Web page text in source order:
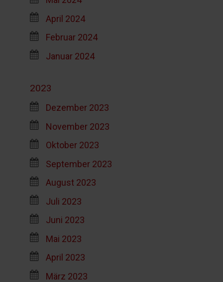
April 2024
Februar 2024
Januar 2024
2023
Dezember 2023
November 2023
Oktober 2023
September 2023
August 2023
Juli 2023
Juni 2023
Mai 2023
April 2023
März 2023